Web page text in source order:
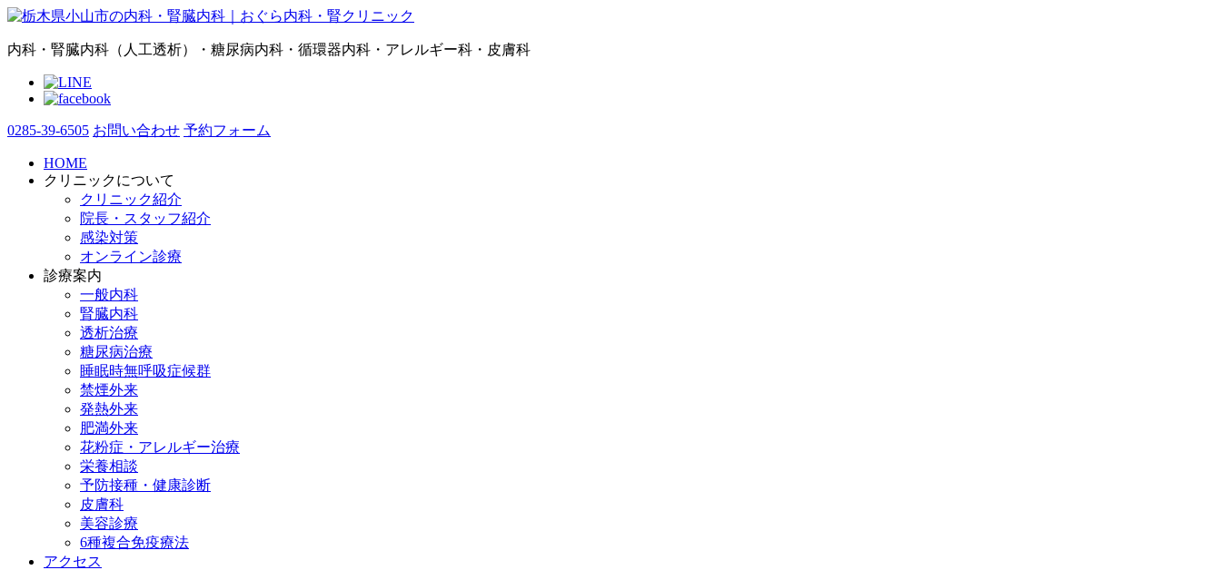
内科・腎臓内科（人工透析）・糖尿病内科・循環器内科・アレルギー科・皮膚科
0285-39-6505 お問い合わせ 予約フォーム
HOME
クリニックについて
クリニック紹介
院長・スタッフ紹介
感染対策
オンライン診療
診療案内
一般内科
腎臓内科
透析治療
糖尿病治療
睡眠時無呼吸症候群
禁煙外来
発熱外来
肥満外来
花粉症・アレルギー治療
栄養相談
予防接種・健康診断
皮膚科
美容診療
6種複合免疫療法
アクセス